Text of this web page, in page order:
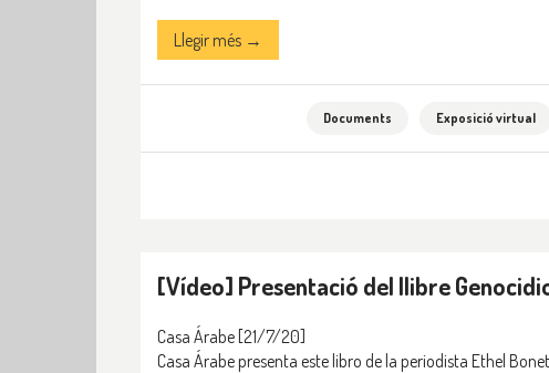
Llegir més →
Documents Exposició virtual
[Vídeo] Presentació del llibre
Casa Árabe [21/7/20]
Casa Árabe presenta este libro de la periodista Ethel